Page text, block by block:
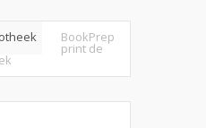
BookPrep
print de